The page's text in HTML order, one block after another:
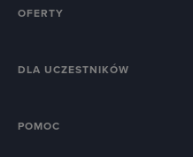
OFERTY
DLA UCZESTNIKÓW
POMOC